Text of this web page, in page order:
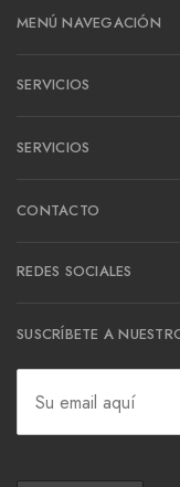
MENÚ NAVEGACIÓN
SERVICIOS
SERVICIOS
CONTACTO
REDES SOCIALES
SUSCRÍBETE A